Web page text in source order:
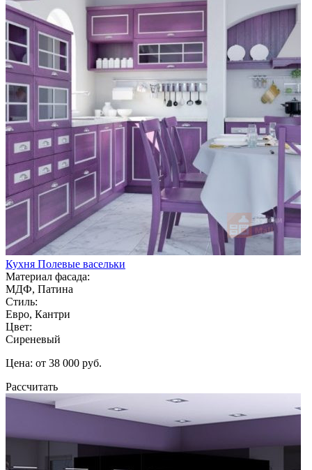
Кухня Полевые васельки
Материал фасада:
МДФ, Патина
Стиль:
Евро, Кантри
Цвет:
Сиреневый
Цена: от 38 000 руб.
Рассчитать